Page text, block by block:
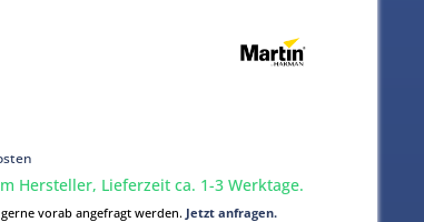
Hersteller, Lieferzeit ca. 1-3 Werktage.
vorab angefragt werden. Jetzt anfragen.